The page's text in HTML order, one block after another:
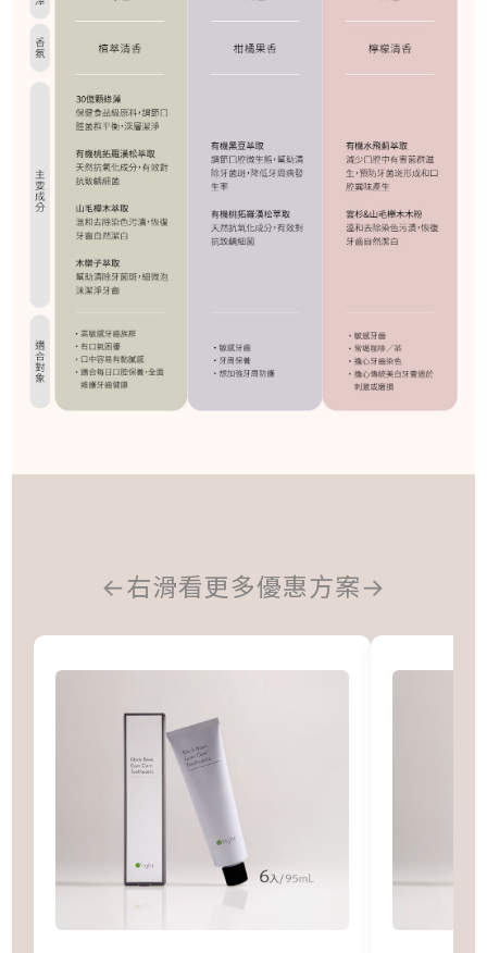
←右滑看更多優惠方案→